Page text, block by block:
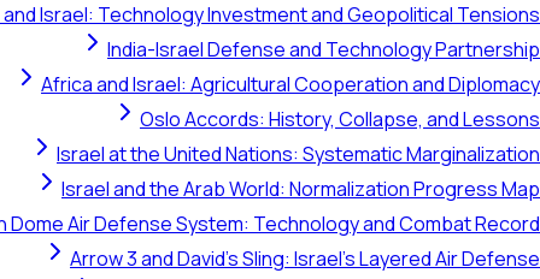
and Israel: Technology Investment and Geopolitical Tensions
India-Israel Defense and Technology Partnership
Africa and Israel: Agricultural Cooperation and Diplomacy
Oslo Accords: History, Collapse, and Lessons
Israel at the United Nations: Systematic Marginalization
Israel and the Arab World: Normalization Progress Map
Dome Air Defense System: Technology and Combat Record
Arrow 3 and David's Sling: Israel's Layered Air Defense